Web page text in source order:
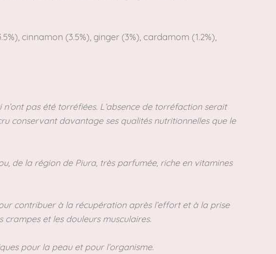
cinnamon (3.5%), ginger (3%), cardamom (1.2%),
pas été torréfiées. L’absence de torréfaction serait
conservant davantage ses qualités nutritionnelles que le
de la région de Piura, très parfumée, riche en vitamines
contribuer à la récupération après l’effort et à la prise
et les douleurs musculaires.
pour la peau et pour l’organisme.